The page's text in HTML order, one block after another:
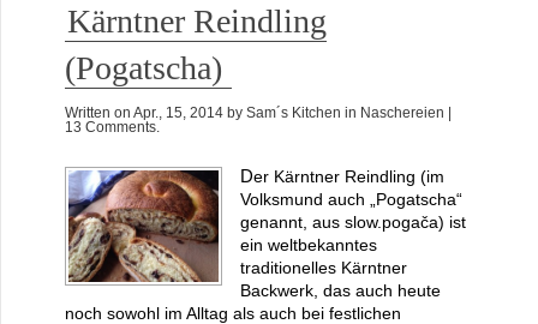
Kärntner Reindling
(Pogatscha)
Written on Apr., 15, 2014 by Sam´s Kitchen in Naschereien
13 Comments.
Der Kärntner Reindling (im
Volksmund auch „Pogatscha“
genannt, aus slow.pogača) ist
ein weltbekanntes
traditionelles Kärntner
Backwerk, das auch heute
noch sowohl im Alltag als auch bei festlichen